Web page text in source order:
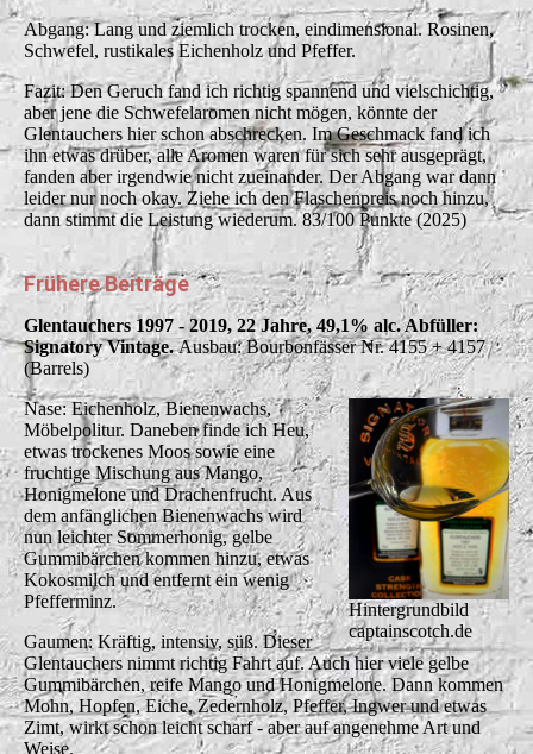
Abgang: Lang und ziemlich trocken, eindimensional. Rosinen,
Schwefel, rustikales Eichenholz und Pfeffer.
Fazit: Den Geruch fand ich richtig spannend und vielschichtig,
aber jene die Schwefelaromen nicht mögen, könnte der
Glentauchers hier schon abschrecken. Im Geschmack fand ich
ihn etwas drüber, alle Aromen waren für sich sehr ausgeprägt,
fanden aber irgendwie nicht zueinander. Der Abgang war dann
leider nur noch okay. Ziehe ich den Flaschenpreis noch hinzu,
dann stimmt die Leistung wiederum. 83/100 Punkte (2025)
Frühere Beiträge
Glentauchers 1997 - 2019, 22 Jahre, 49,1% alc. Abfüller:
Signatory Vintage.Ausbau:Bourbonfässer Nr. 4155 + 4157
(Barrels)
Hintergrundbild
captainscotch.de
Nase: Eichenholz, Bienenwachs,
Möbelpolitur. Daneben finde ich Heu,
etwas trockenes Moos sowie eine
fruchtige Mischung aus Mango,
Honigmelone und Drachenfrucht. Aus
dem anfänglichen Bienenwachs wird
nun leichter Sommerhonig, gelbe
Gummibärchen kommen hinzu, etwas
Kokosmilch und entfernt ein wenig
Pfefferminz.
Gaumen: Kräftig, intensiv, süß. Dieser
Glentauchers nimmt richtig Fahrt auf. Auch hier viele gelbe
Gummibärchen, reife Mango und Honigmelone. Dann kommen
Mohn, Hopfen, Eiche, Zedernholz, Pfeffer, Ingwer und etwas
Zimt, wirkt schon leicht scharf - aber auf angenehme Art und
Weise.